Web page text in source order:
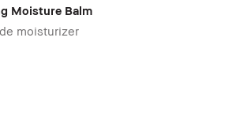
Moisture Balm
moisturizer